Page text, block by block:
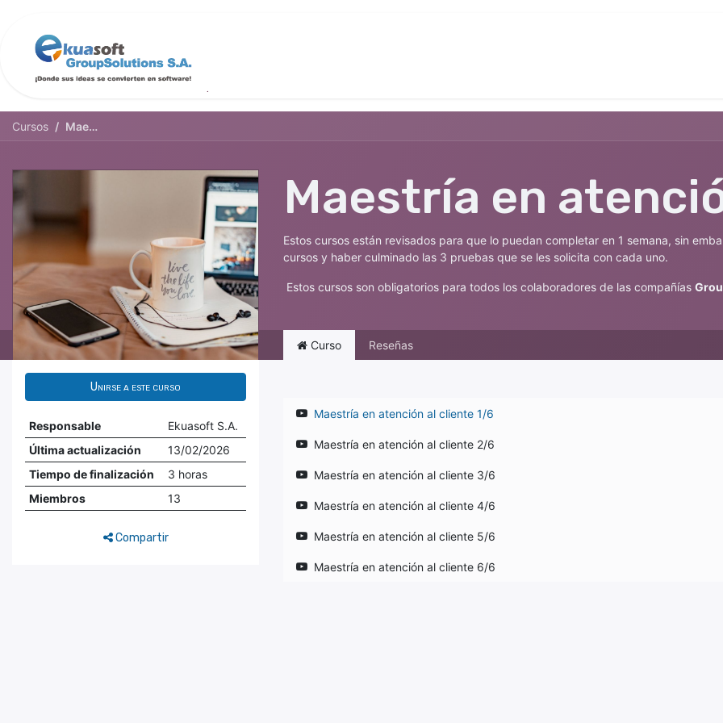
Cursos Maestría en atención al cliente
Maestría en
Estos cursos están revisados para que lo puedan completar en 1 semana, sin
cursos y haber culminado las 3 pruebas que se les solicita con cada uno.
Estos cursos son obligatorios para todos los colaboradores de las compañías
Unirse a este curso
Responsable
Ekuasoft S.A.
Última actualización
13/02/2026
Tiempo de finalización
3 horas
Miembros
13
Compartir
Curso Reseñas
Maestría en atención al cliente 1/6
Maestría en atención al cliente 2/6
Maestría en atención al cliente 3/6
Maestría en atención al cliente 4/6
Maestría en atención al cliente 5/6
Maestría en atención al cliente 6/6